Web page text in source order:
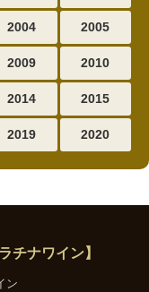
2004 2005
2009 2010
2014 2015
2019 2020
チナワイン】
ン